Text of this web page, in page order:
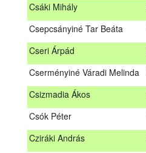
Csáki Mihály
Csepcsányiné Tar Beáta
Cseri Árpád
Cserményiné Váradi Melinda
Csizmadia Ákos
Csók Péter
Cziráki András
Bodor Botond
Boross László
Bődy Miklós
Bús Ákos